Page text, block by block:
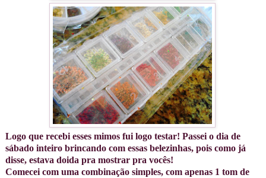
Logo que recebi esses mimos fui logo testar! Passei o dia de
sábado inteiro brincando com essas belezinhas, pois como já
disse, estava doida pra mostrar pra vocês!
Comecei com uma combinação simples, com apenas 1 tom de